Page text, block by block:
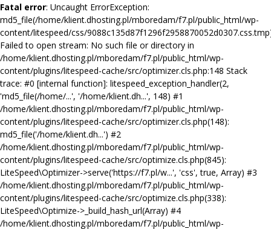
Fatal error: Uncaught ErrorException:
md5_file(/home/klient.dhosting.pl/mboredam/f7.pl/public_html/wp-
content/litespeed/css/
Failed to open stream: No such file or directory in
/home/klient.dhosting.pl/mboredam/f7.pl/public_html/wp-
content/plugins/litespeed-cache/src/optimizer.cls.php:148 Stack
trace: #0 [internal function]: litespeed_exception_handler(2,
'md5_file(/home/...', '/home/klient.dh...', 148) #1
/home/klient.dhosting.pl/mboredam/f7.pl/public_html/wp-
content/plugins/litespeed-cache/src/optimizer.cls.php(148):
md5_file('/home/klient.dh...') #2
/home/klient.dhosting.pl/mboredam/f7.pl/public_html/wp-
content/plugins/litespeed-cache/src/optimize.cls.php(845):
LiteSpeed\Optimizer->serve('https://f7.pl/w...', 'css', true, Array) #3
/home/klient.dhosting.pl/mboredam/f7.pl/public_html/wp-
content/plugins/litespeed-cache/src/optimize.cls.php(338):
LiteSpeed\Optimize->_build_hash_url(Array) #4
/home/klient.dhosting.pl/mboredam/f7.pl/public_html/wp-